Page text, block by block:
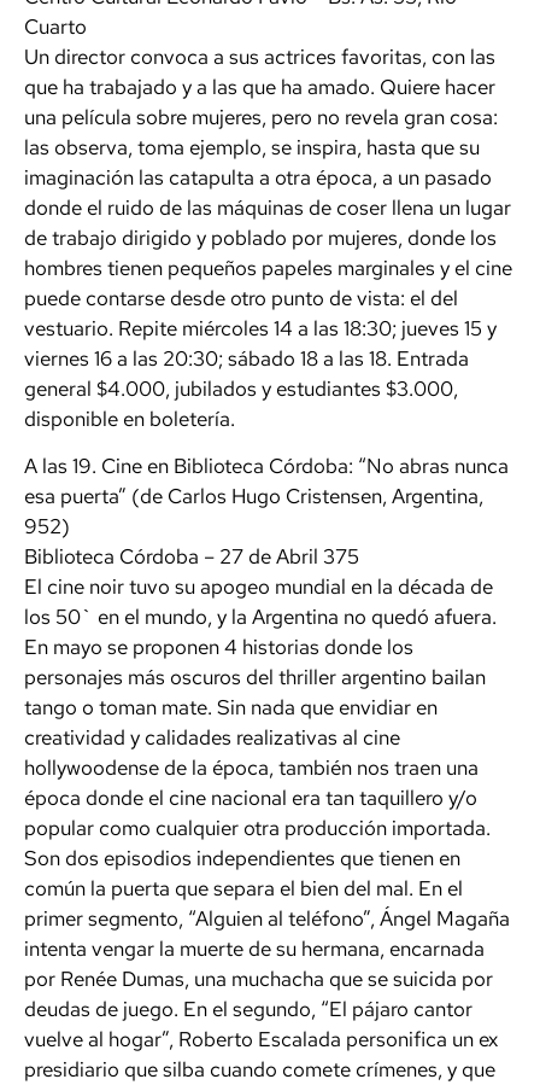
Cuarto
Un director convoca a sus actrices favoritas, con las
que ha trabajado y a las que ha amado. Quiere hacer
una película sobre mujeres, pero no revela gran cosa:
las observa, toma ejemplo, se inspira, hasta que su
imaginación las catapulta a otra época, a un pasado
donde el ruido de las máquinas de coser llena un lugar
de trabajo dirigido y poblado por mujeres, donde los
hombres tienen pequeños papeles marginales y el cine
puede contarse desde otro punto de vista: el del
vestuario. Repite miércoles 14 a las 18:30; jueves 15 y
viernes 16 a las 20:30; sábado 18 a las 18. Entrada
general $4.000, jubilados y estudiantes $3.000,
disponible en boletería.
A las 19. Cine en Biblioteca Córdoba: “No abras nunca
esa puerta” (de Carlos Hugo Cristensen, Argentina,
952)
Biblioteca Córdoba – 27 de Abril 375
El cine noir tuvo su apogeo mundial en la década de
los 50` en el mundo, y la Argentina no quedó afuera.
En mayo se proponen 4 historias donde los
personajes más oscuros del thriller argentino bailan
tango o toman mate. Sin nada que envidiar en
creatividad y calidades realizativas al cine
hollywoodense de la época, también nos traen una
época donde el cine nacional era tan taquillero y/o
popular como cualquier otra producción importada.
Son dos episodios independientes que tienen en
común la puerta que separa el bien del mal. En el
primer segmento, “Alguien al teléfono”, Ángel Magaña
intenta vengar la muerte de su hermana, encarnada
por Renée Dumas, una muchacha que se suicida por
deudas de juego. En el segundo, “El pájaro cantor
vuelve al hogar”, Roberto Escalada personifica un ex
presidiario que silba cuando comete crímenes, y que